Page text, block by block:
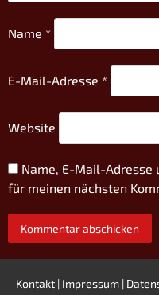
Name *
E-Mail-Adresse *
Website
Name, E-Mail-Adresse
für meinen nächsten
Kontakt | Impressum |